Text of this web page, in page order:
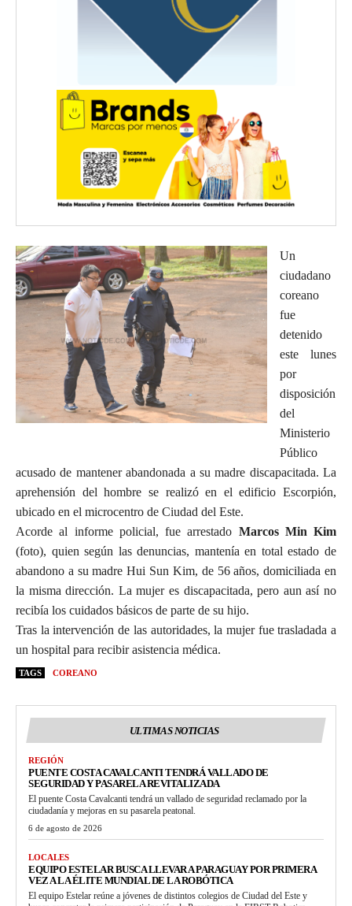
Un
ciudadano
coreano
fue
detenido
este lunes
por
disposición
del
Ministerio
Público
acusado de mantener abandonada a su madre discapacitada. La
aprehensión del hombre se realizó en el edificio Escorpión,
ubicado en el microcentro de Ciudad del Este.
Acorde al informe policial, fue arrestado Marcos Min Kim
(foto), quien según las denuncias, mantenía en total estado de
abandono a su madre Hui Sun Kim, de 56 años, domiciliada en
la misma dirección. La mujer es discapacitada, pero aun así no
recibía los cuidados básicos de parte de su hijo.
Tras la intervención de las autoridades, la mujer fue trasladada a
un hospital para recibir asistencia médica.
TAGS COREANO
ULTIMAS NOTICIAS
REGIÓN
PUENTE COSTA CAVALCANTI TENDRÁ VALLADO DE
SEGURIDAD Y PASARELA REVITALIZADA
El puente Costa Cavalcanti tendrá un vallado de seguridad reclamado por la
ciudadanía y mejoras en su pasarela peatonal.
6 de agosto de 2026
LOCALES
EQUIPO ESTELAR BUSCA LLEVAR A PARAGUAY POR PRIMERA
VEZ A LA ÉLITE MUNDIAL DE LA ROBÓTICA
El equipo Estelar reúne a jóvenes de distintos colegios de Ciudad del Este y